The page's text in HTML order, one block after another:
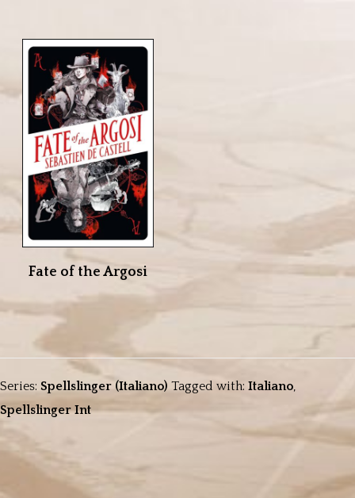
Fate of the Argosi
Series: Spellslinger (Italiano) Tagged with: Italiano,
Spellslinger Int